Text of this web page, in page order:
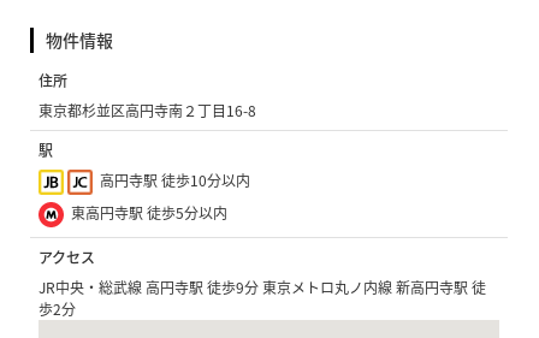
物件情報
住所
東京都杉並区高円寺南２丁目16-8
駅
高円寺駅 徒歩10分以内
東高円寺駅 徒歩5分以内
アクセス
JR中央・総武線 高円寺駅 徒歩9分 東京メトロ丸ノ内線 新高円寺駅 徒
歩2分